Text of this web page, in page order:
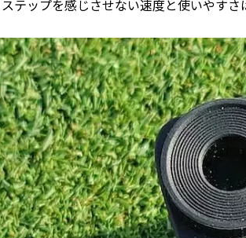
テップを感じさせない速度と使いやすさ